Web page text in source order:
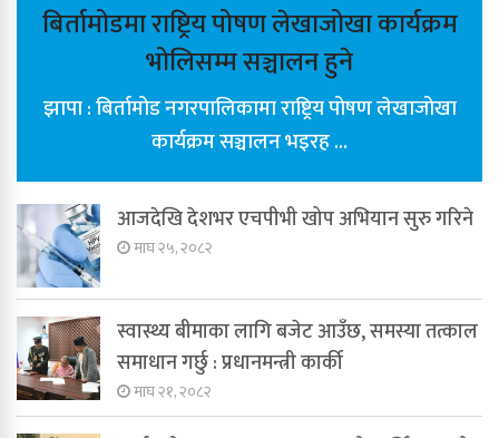
बिर्तामोडमा राष्ट्रिय पोषण लेखाजोखा कार्यक्रम
भोलिसम्म सञ्चालन हुने
झापा : बिर्तामोड नगरपालिकामा राष्ट्रिय पोषण लेखाजोखा
कार्यक्रम सञ्चालन भइरह ...
आजदेखि देशभर एचपीभी खोप अभियान सुरु गरिने
माघ २५, २०८२
स्वास्थ्य बीमाका लागि बजेट आउँछ, समस्या तत्काल
समाधान गर्छु : प्रधानमन्त्री कार्की
माघ २१, २०८२